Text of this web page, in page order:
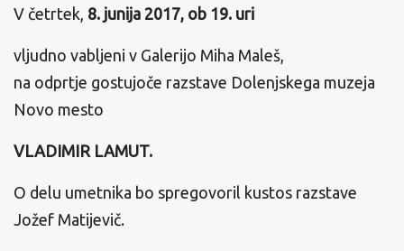
V četrtek, 8. junija 2017, ob 19. uri
vljudno vabljeni v Galerijo Miha Maleš,
na odprtje gostujoče razstave Dolenjskega muzeja
Novo mesto
VLADIMIR LAMUT.
O delu umetnika bo spregovoril kustos razstave
Jožef Matijevič.